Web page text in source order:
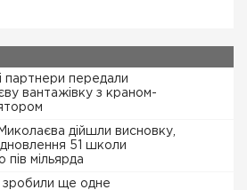
партнери передали
вантажівку з краном-
дійшли висновку,
51 школи
пів мільярда
зробили ще одне